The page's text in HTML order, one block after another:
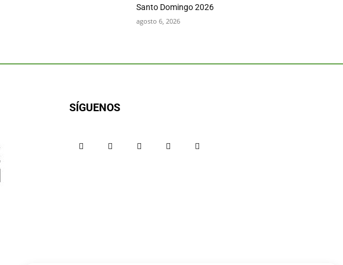
Santo Domingo 2026
agosto 6, 2026
SÍGUENOS